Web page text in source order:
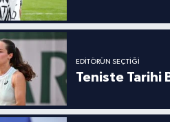
EDITÖRÜN SEÇTIĞI
Teniste Tarihi